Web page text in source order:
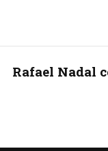
Rafael Nadal